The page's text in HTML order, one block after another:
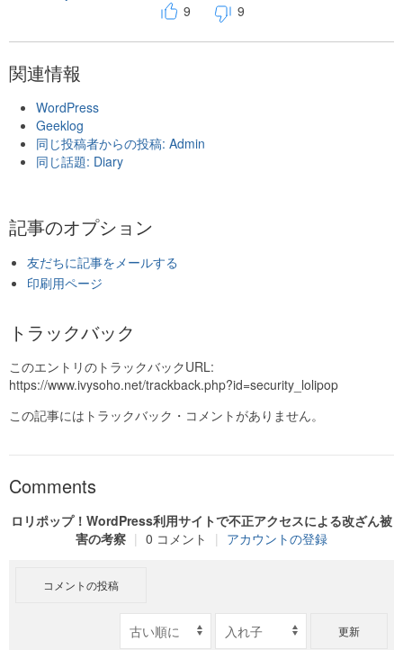
9
9
関連情報
WordPress
Geeklog
同じ投稿者からの投稿: Admin
同じ話題: Diary
記事のオプション
友だちに記事をメールする
印刷用ページ
トラックバック
このエントリのトラックバックURL:
https://www.ivysoho.net/trackback.php?id=security_lolipop
この記事にはトラックバック・コメントがありません。
Comments
ロリポップ！WordPress利用サイトで不正アクセスによる改ざん被
害の考察 | 0 コメント | アカウントの登録
コメントの投稿
更新